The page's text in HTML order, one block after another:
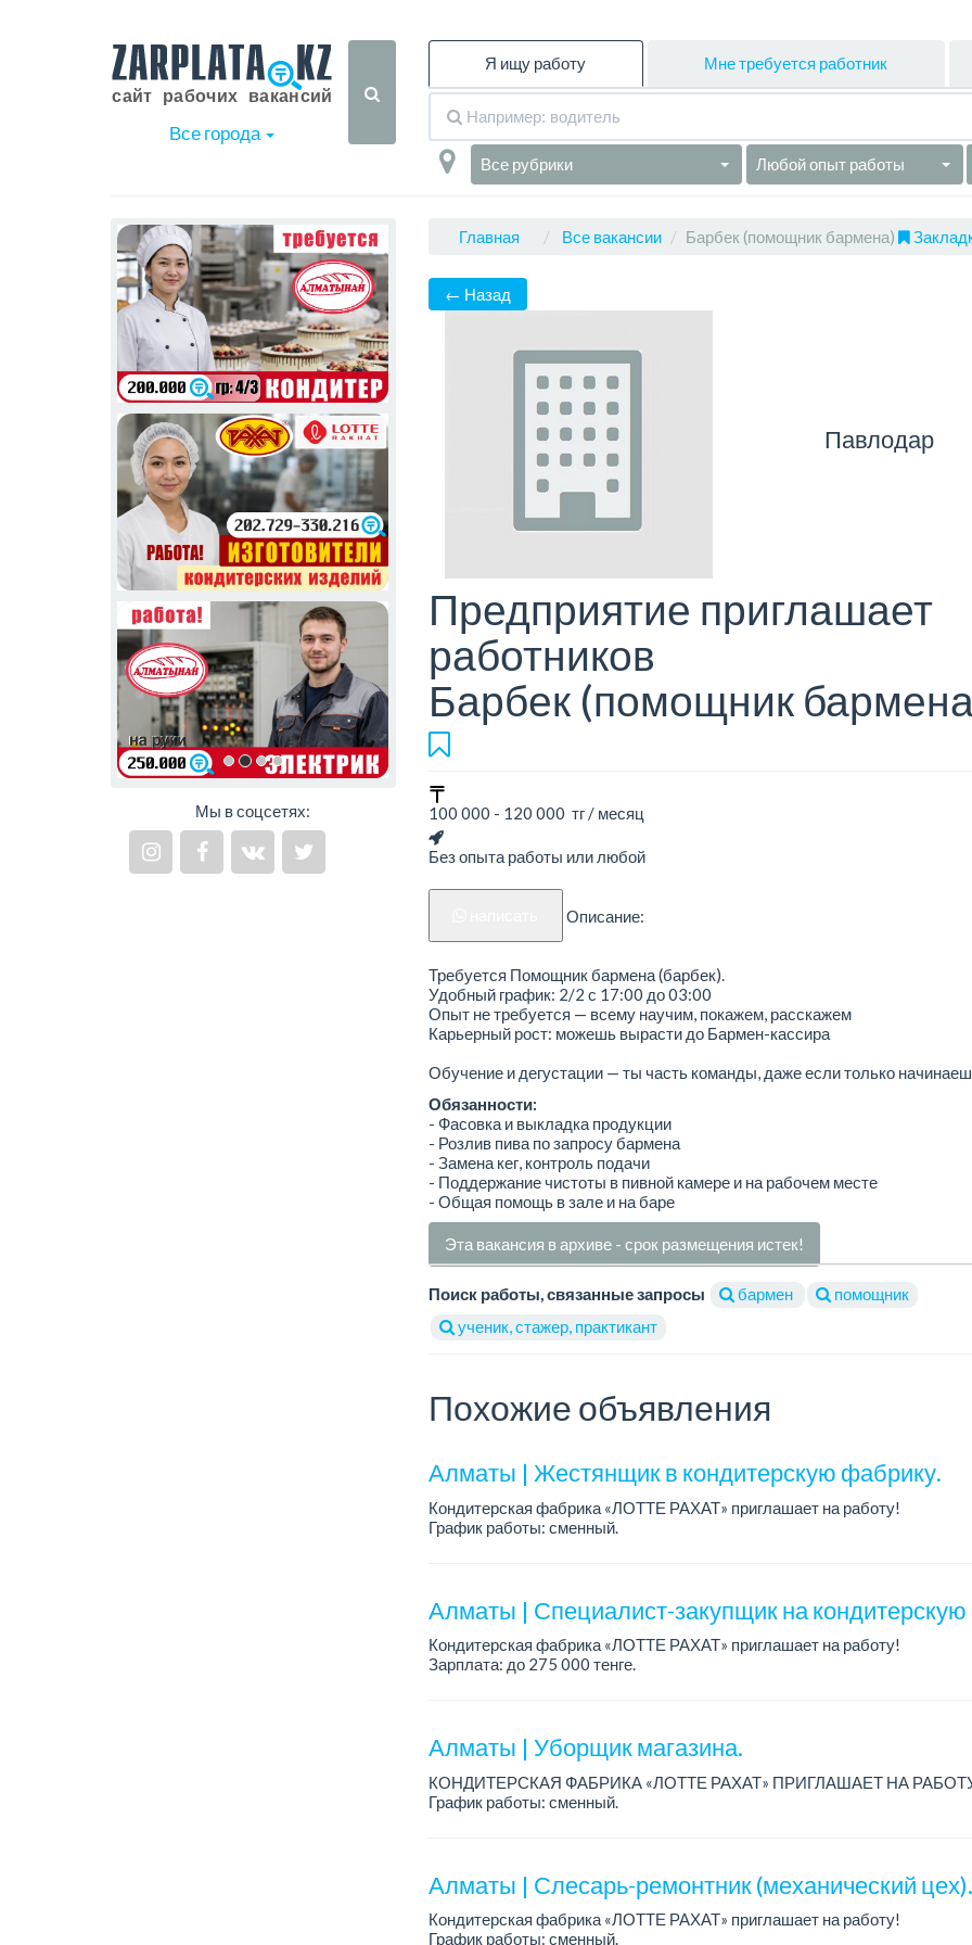
Все города
Я ищу работу Мне требуется работник
Все рубрики Любой опыт работы
Мы в соцсетях:
Главная Все вакансии Барбек (помощник бармена)
← Назад
Павлодар
Предприятие приглашает
работников
Барбек (помощник
100 000 - 120 000 тг / месяц
Без опыта работы или любой
Описание:
Требуется Помощник бармена (барбек).
Удобный график: 2/2 с 17:00 до 03:00
Опыт не требуется — всему научим, покажем, расскажем
Карьерный рост: можешь вырасти до Бармен-кассира
Обучение и дегустации — ты часть команды, даже если только
Обязанности:
- Фасовка и выкладка продукции
- Розлив пива по запросу бармена
- Замена кег, контроль подачи
- Поддержание чистоты в пивной камере и на рабочем месте
- Общая помощь в зале и на баре
Эта вакансия в архиве - срок размещения истек!
Поиск работы, связанные запросы бармен
помощник
ученик, стажер, практикант
Похожие объявления
Алматы | Жестянщик в кондитерскую фабрику.
Кондитерская фабрика «ЛОТТЕ РАХАТ» приглашает на работу!
График работы: сменный.
Алматы | Специалист-закупщик на
Кондитерская фабрика «ЛОТТЕ РАХАТ» приглашает на работу!
Зарплата: до 275 000 тенге.
Алматы | Уборщик магазина.
КОНДИТЕРСКАЯ ФАБРИКА «ЛОТТЕ РАХАТ» ПРИГЛАШАЕТ НА
График работы: сменный.
Алматы | Слесарь-ремонтник (механический цех).
Кондитерская фабрика «ЛОТТЕ РАХАТ» приглашает на работу!
График работы: сменный.